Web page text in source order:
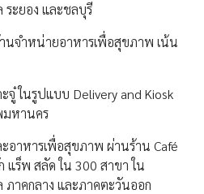
ะยอง และชลบุรี
านจำหน่ายอาหารเพื่อสุขภาพ เน้น
จู๋ ในรูปแบบ Delivery and Kiosk
มหานคร
อาหารเพื่อสุขภาพ ผ่านร้าน Café
แร็พ สลัด ใน 300 สาขา ใน
าคกลาง และภาคตะวันออก